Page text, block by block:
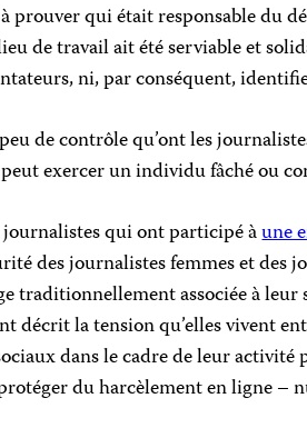
prouver qui était responsable du
de travail ait été serviable et
ni, par conséquent,
de contrôle qu’ont les
exercer un individu fâché ou
journalistes qui ont participé àune
des journalistes femmes et des
traditionnellement associée à leur
décrit la tension qu’elles vivent
dans le cadre de leur activité
du harcèlement en ligne –